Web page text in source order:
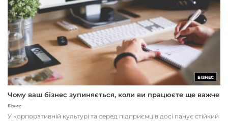
БІЗНЕС
Чому ваш бізнес зупиняється, коли ви працюєте ще важче
Бізнес
У корпоративній культурі та серед підприємців досі панує стійкий